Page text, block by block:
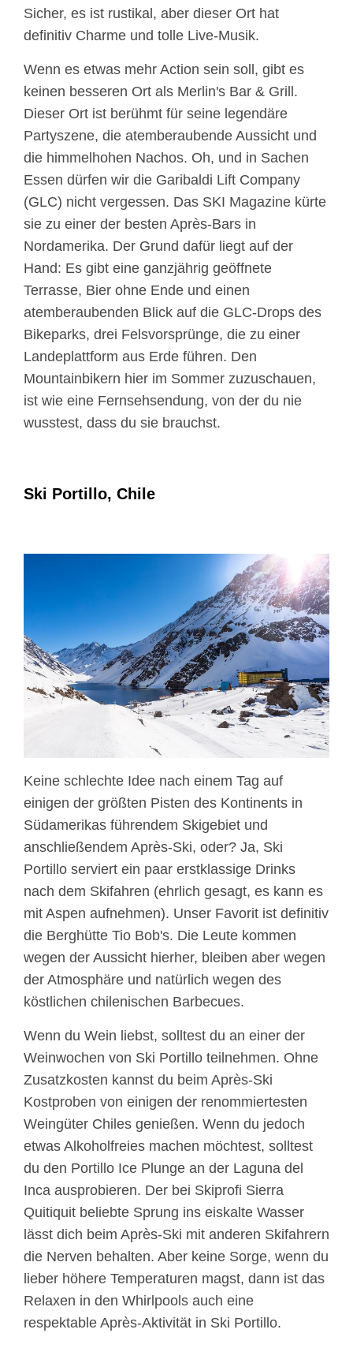
Sicher, es ist rustikal, aber dieser Ort hat
definitiv Charme und tolle Live-Musik.
Wenn es etwas mehr Action sein soll, gibt es
keinen besseren Ort als Merlin's Bar & Grill.
Dieser Ort ist berühmt für seine legendäre
Partyszene, die atemberaubende Aussicht und
die himmelhohen Nachos. Oh, und in Sachen
Essen dürfen wir die Garibaldi Lift Company
(GLC) nicht vergessen. Das SKI Magazine kürte
sie zu einer der besten Après-Bars in
Nordamerika. Der Grund dafür liegt auf der
Hand: Es gibt eine ganzjährig geöffnete
Terrasse, Bier ohne Ende und einen
atemberaubenden Blick auf die GLC-Drops des
Bikeparks, drei Felsvorsprünge, die zu einer
Landeplattform aus Erde führen. Den
Mountainbikern hier im Sommer zuzuschauen,
ist wie eine Fernsehsendung, von der du nie
wusstest, dass du sie brauchst.
Ski Portillo, Chile
Keine schlechte Idee nach einem Tag auf
einigen der größten Pisten des Kontinents in
Südamerikas führendem Skigebiet und
anschließendem Après-Ski, oder? Ja, Ski
Portillo serviert ein paar erstklassige Drinks
nach dem Skifahren (ehrlich gesagt, es kann es
mit Aspen aufnehmen). Unser Favorit ist definitiv
die Berghütte Tio Bob's. Die Leute kommen
wegen der Aussicht hierher, bleiben aber wegen
der Atmosphäre und natürlich wegen des
köstlichen chilenischen Barbecues.
Wenn du Wein liebst, solltest du an einer der
Weinwochen von Ski Portillo teilnehmen. Ohne
Zusatzkosten kannst du beim Après-Ski
Kostproben von einigen der renommiertesten
Weingüter Chiles genießen. Wenn du jedoch
etwas Alkoholfreies machen möchtest, solltest
du den Portillo Ice Plunge an der Laguna del
Inca ausprobieren. Der bei Skiprofi Sierra
Quitiquit beliebte Sprung ins eiskalte Wasser
lässt dich beim Après-Ski mit anderen Skifahrern
die Nerven behalten. Aber keine Sorge, wenn du
lieber höhere Temperaturen magst, dann ist das
Relaxen in den Whirlpools auch eine
respektable Après-Aktivität in Ski Portillo.